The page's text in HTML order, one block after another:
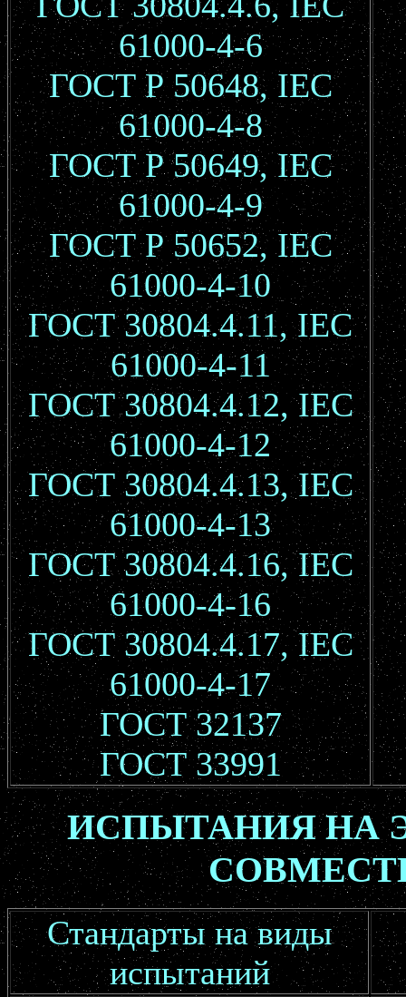
61000-4-6
ГОСТ Р 50648, IEC
61000-4-8
ГОСТ Р 50649, IEC
61000-4-9
ГОСТ Р 50652, IEC
61000-4-10
ГОСТ 30804.4.11, IEC
61000-4-11
ГОСТ 30804.4.12, IEC
61000-4-12
ГОСТ 30804.4.13, IEC
61000-4-13
ГОСТ 30804.4.16, IEC
61000-4-16
ГОСТ 30804.4.17, IEC
61000-4-17
ГОСТ 32137
ГОСТ 33991
ИСПЫТАНИЯ НА
Стандарты на виды
испытаний